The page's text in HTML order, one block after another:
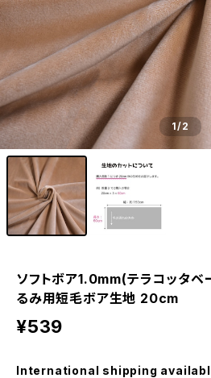
1/2
ソフトボア1.0mm(テラコッタ
るみ用短毛ボア生地 20cm
¥539
International shipping